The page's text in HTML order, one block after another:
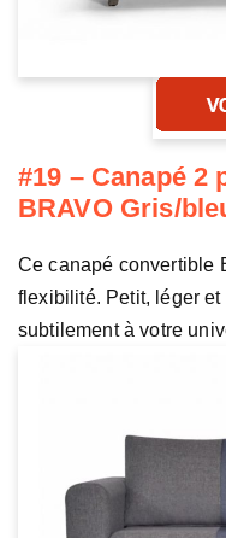
#19 – Canapé 2
BRAVO Gris/
Ce canapé convertible
flexibilité. Petit, léger
subtilement à votre